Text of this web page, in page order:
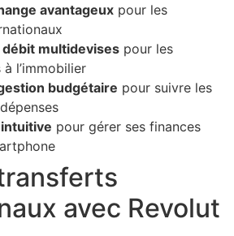
avantageux pour les
multidevises pour les
l’immobilier
budgétaire pour suivre les
pour gérer ses finances
avec Revolut